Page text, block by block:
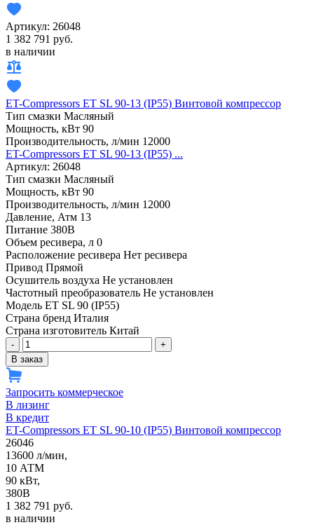
Артикул: 26048
1 382 791 руб.
в наличии
ET-Compressors ET SL 90-13 (IP55) Винтовой компрессор
Тип смазки Масляный
Мощность, кВт 90
Производительность, л/мин 12000
ET-Compressors ET SL 90-13 (IP55) ...
Артикул: 26048
Тип смазки Масляный
Мощность, кВт 90
Производительность, л/мин 12000
Давление, Атм 13
Питание 380В
Объем ресивера, л 0
Расположение ресивера Нет ресивера
Привод Прямой
Осушитель воздуха Не установлен
Частотный преобразователь Не установлен
Модель ET SL 90 (IP55)
Страна бренд Италия
Страна изготовитель Китай
-
+
В заказ
Запросить коммерческое
В лизинг
В кредит
ET-Compressors ET SL 90-10 (IP55) Винтовой компрессор
26046
13600 л/мин,
10 АТМ
90 кВт,
380В
1 382 791 руб.
в наличии